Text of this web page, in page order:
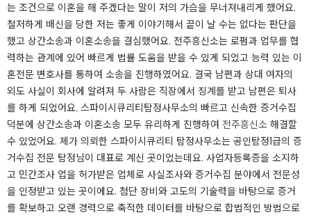
는 조건으로 이혼을 해 주겠다는 말이 저의 가슴을 무너져내리게 했어요.
철저하게 배신을 당한 저는 좋게 이야기해서 끝이 날 수는 없다는 판단을
했고 상간소송과 이혼소송을 결심했어요. 전주흥신소는 로펌과 업무를 협
력하는 관계에 있어 빠르게 법률 도움을 받을 수 있게 되었고 능력 있는 이
혼전문 변호사를 통하여 소송을 진행하였어요. 결국 남편과 상대 여자의
외도 사실이 회사에 알려져 두 사람은 직장에서 징계를 받고 남편은 퇴사
를 하게 되었어요. 스파이시큐리티탐정사무소의 빠르고 신속한 증거수집
덕분에 상간소송과 이혼소송 모두 유리하게 진행하여 전주흥신소 해결할
수 있었어요. 제가 의뢰한 스파이시큐리티 탐정사무소는 공인탐정1급의 증
거수집 전문 탐정님이 대표로 계신 곳이었는데요. 사업자등록증을 소지하
고 민간조사 업을 허가받은 업체로 사실조사와 증거수집 분야에서 전문성
을 인정받고 있는 곳이에요. 첨단 장비와 고도의 기술력을 바탕으로 증거
를 확보하고 오랜 경력으로 축적한 데이터를 바탕으로 합법적인 방법으로